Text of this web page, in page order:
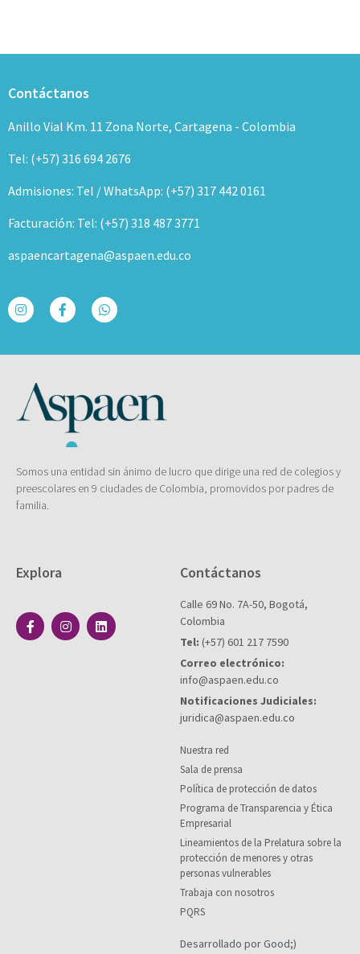
Contáctanos
Anillo Vial Km. 11 Zona Norte, Cartagena - Colombia
Tel: (+57) 316 694 2676
Admisiones: Tel / WhatsApp: (+57) 317 442 0161
Facturación: Tel: (+57) 318 487 3771
aspaencartagena@aspaen.edu.co
Somos una entidad sin ánimo de lucro que dirige una red de colegios y
preescolares en 9 ciudades de Colombia, promovidos por padres de
familia.
Explora Contáctanos
Calle 69 No. 7A-50, Bogotá,
Colombia
Tel: (+57) 601 217 7590
Correo electrónico:
info@aspaen.edu.co
Notificaciones Judiciales:
juridica@aspaen.edu.co
Nuestra red
Sala de prensa
Política de protección de datos
Programa de Transparencia y Ética
Empresarial
Lineamientos de la Prelatura sobre la
protección de menores y otras
personas vulnerables
Trabaja con nosotros
PQRS
Desarrollado por Good;)